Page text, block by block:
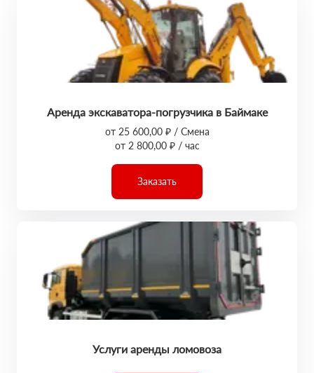
Аренда экскаватора-погрузчика в Баймаке
от 25 600,00 ₽ / Смена
от 2 800,00 ₽ / час
Заказать
Услуги аренды ломовоза